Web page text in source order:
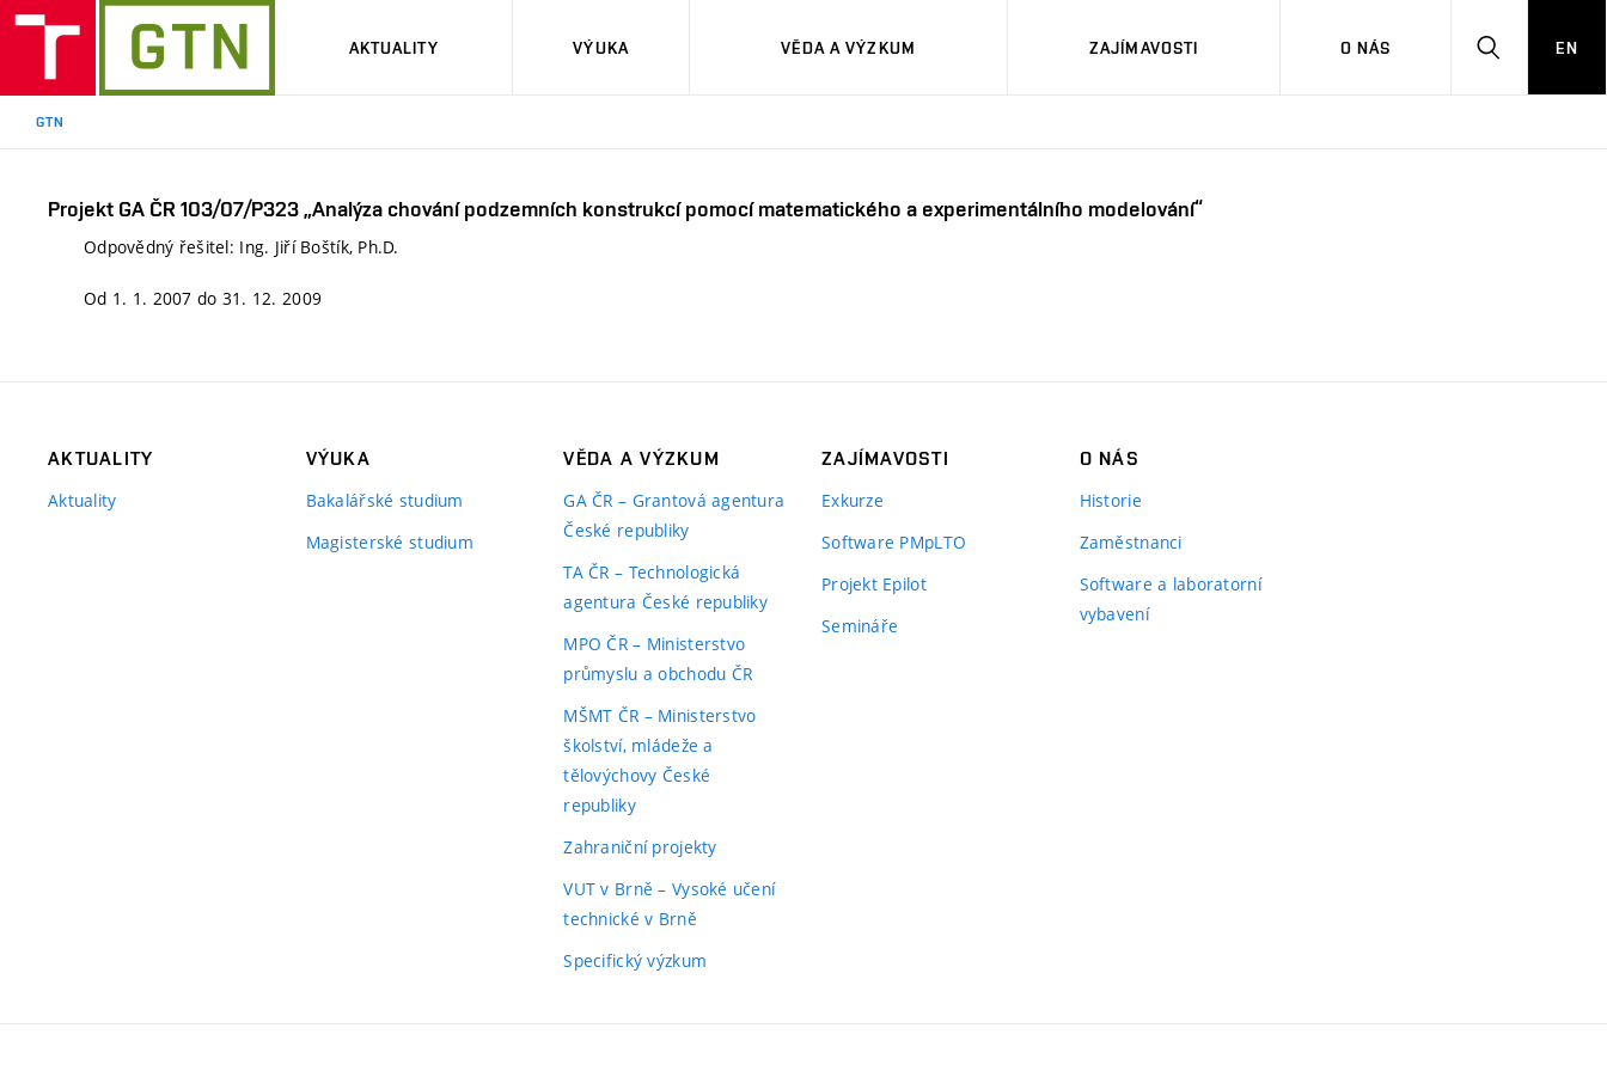
AKTUALITY VÝUKA VĚDA A VÝZKUM ZAJÍMAVOSTI O NÁS
HLEDAT
EN
GTN
Projekt GA ČR 103/07/P323 „Analýza chování podzemních konstrukcí pomocí matematického a experimentálního modelování“
Odpovědný řešitel: Ing. Jiří Boštík, Ph.D.
Od 1. 1. 2007 do 31. 12. 2009
AKTUALITY
Aktuality
VÝUKA
Bakalářské studium
Magisterské studium
VĚDA A VÝZKUM
GA ČR – Grantová agentura
České republiky
TA ČR – Technologická
agentura České republiky
MPO ČR – Ministerstvo
průmyslu a obchodu ČR
MŠMT ČR – Ministerstvo
školství, mládeže a
tělovýchovy České
republiky
Zahraniční projekty
VUT v Brně – Vysoké učení
technické v Brně
Specifický výzkum
ZAJÍMAVOSTI
Exkurze
Software PMpLTO
Projekt Epilot
Semináře
O NÁS
Historie
Zaměstnanci
Software a laboratorní
vybavení